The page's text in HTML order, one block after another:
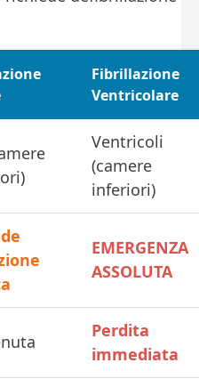
Fibrillazione
Ventricolare
Ventricoli
(camere
inferiori)
EMERGENZA
ASSOLUTA
Perdita
immediata